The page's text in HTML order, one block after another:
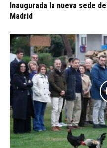
Inaugurada la nueva sede
Madrid